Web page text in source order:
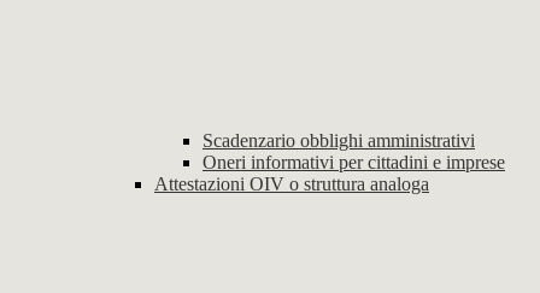
Scadenzario obblighi amministrativi
Oneri informativi per cittadini e imprese
Attestazioni OIV o struttura analoga